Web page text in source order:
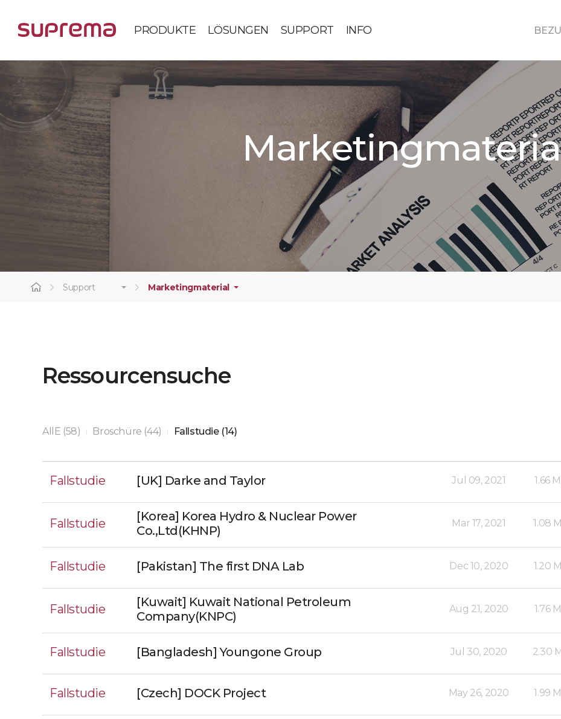
PRODUKTE LÖSUNGEN SUPPORT INFO
Support Marketingmaterial
Ressourcensuche
AllE (58) | Broschüre (44) |
Fallstudie (14)
Fallstudie [UK] Darke and Taylor Jul 09, 2021 1.66
Fallstudie
[Korea] Korea Hydro & Nuclear Power
Co.,Ltd(KHNP)
Mar 17, 2021 1.08
Fallstudie [Pakistan] The first DNA Lab Dec 10, 2020 1.20
Fallstudie
[Kuwait] Kuwait National Petroleum
Company(KNPC)
Aug 21, 2020 1.76
Fallstudie [Bangladesh] Youngone Group Jul 30, 2020 2.30
Fallstudie [Czech] DOCK Project May 26, 2020 1.99